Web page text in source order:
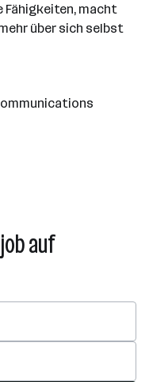
Fähigkeiten, macht
über sich selbst
auf